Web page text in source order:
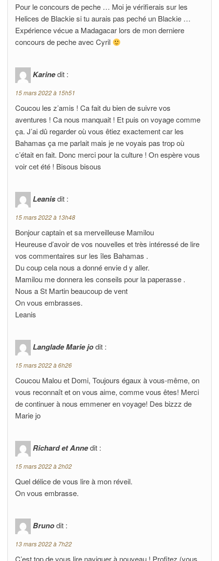
Pour le concours de peche … Moi je vérifierais sur les
Helices de Blackie si tu aurais pas peché un Blackie …
Expérience vécue a Madagacar lors de mon derniere
concours de peche avec Cyril
Karinedit :
15 mars 2022 à 15h51
Coucou les z’amis ! Ca fait du bien de suivre vos
aventures ! Ca nous manquait ! Et puis on voyage comme
ça. J’ai dû regarder où vous êtiez exactement car les
Bahamas ça me parlait mais je ne voyais pas trop où
c’était en fait. Donc merci pour la culture ! On espère vous
voir cet été ! Bisous bisous
Leanisdit :
15 mars 2022 à 13h48
Bonjour captain et sa merveilleuse Mamilou
Heureuse d’avoir de vos nouvelles et très intéressé de lire
vos commentaires sur les îles Bahamas .
Du coup cela nous a donné envie d y aller.
Mamilou me donnera les conseils pour la paperasse .
Nous a St Martin beaucoup de vent
On vous embrasses.
Leanis
Langlade Marie jodit :
15 mars 2022 à 6h26
Coucou Malou et Domi, Toujours égaux à vous-même, on
vous reconnaît et on vous aime, comme vous êtes! Merci
de continuer à nous emmener en voyage! Des bizzz de
Marie jo
Richard et Annedit :
15 mars 2022 à 2h02
Quel délice de vous lire à mon réveil.
On vous embrasse.
Brunodit :
13 mars 2022 à 7h22
C’est top de vous lire naviguer à nouveau ! Profitez (vous